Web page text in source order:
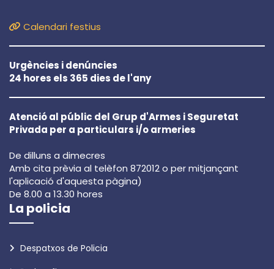
Calendari festius
Urgències i denúncies
24 hores els 365 dies de l'any
Atenció al públic del Grup d'Armes i Seguretat
Privada per a particulars i/o armeries
De dilluns a dimecres
Amb cita prèvia al telèfon 872012 o per mitjançant
l'aplicació d'aquesta pàgina)
De 8.00 a 13.30 hores
La policia
Despatxos de Policia